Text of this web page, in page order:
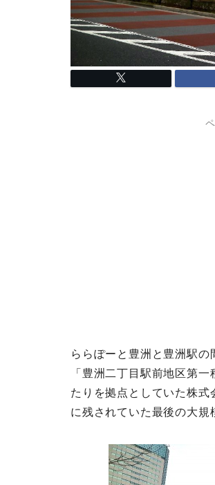
ららぽーと豊洲と豊洲駅
「豊洲二丁目駅前地区第
たりを拠点としていた株
に残されていた最後の大規